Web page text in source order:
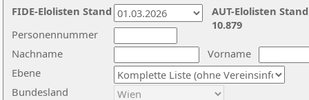
Nachname
Vorname
Ebene
Personennummer
Bundesland
AUT-Elolisten
10.879
FIDE-Elolisten Stand